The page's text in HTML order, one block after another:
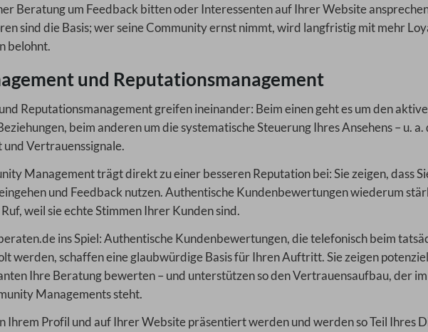
Beratung um Feedback bitten oder Interessenten auf Ihrer Website
sind die Basis; wer seine Community ernst nimmt, wird langfristig mit mehr
belohnt.
und Reputationsmanagement
Reputationsmanagement greifen ineinander: Beim einen geht es um den
beim anderen um die systematische Steuerung Ihres Ansehens – u. a.
Vertrauenssignale.
Management trägt direkt zu einer besseren Reputation bei: Sie zeigen, dass
und Feedback nutzen. Authentische Kundenbewertungen wiederum
weil sie echte Stimmen Ihrer Kunden sind.
ins Spiel: Authentische Kundenbewertungen, die telefonisch beim
werden, schaffen eine glaubwürdige Basis für Ihren Auftritt. Sie zeigen
Ihre Beratung bewerten – und unterstützen so den Vertrauensaufbau, der im
Managements steht.
Ihrem Profil und auf Ihrer Website präsentiert werden und werden so Teil Ihres